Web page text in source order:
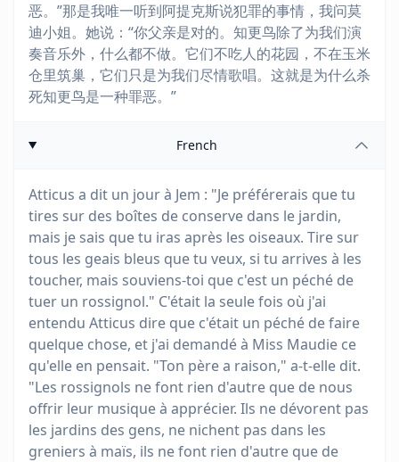
恶。”那是我唯一听到阿提克斯说犯罪的事情，我问莫
迪小姐。她说：“你父亲是对的。知更鸟除了为我们演
奏音乐外，什么都不做。它们不吃人的花园，不在玉米
仓里筑巢，它们只是为我们尽情歌唱。这就是为什么杀
死知更鸟是一种罪恶。”
French
Atticus a dit un jour à Jem : "Je préférerais que tu
tires sur des boîtes de conserve dans le jardin,
mais je sais que tu iras après les oiseaux. Tire sur
tous les geais bleus que tu veux, si tu arrives à les
toucher, mais souviens-toi que c'est un péché de
tuer un rossignol." C'était la seule fois où j'ai
entendu Atticus dire que c'était un péché de faire
quelque chose, et j'ai demandé à Miss Maudie ce
qu'elle en pensait. "Ton père a raison," a-t-elle dit.
"Les rossignols ne font rien d'autre que de nous
offrir leur musique à apprécier. Ils ne dévorent pas
les jardins des gens, ne nichent pas dans les
greniers à maïs, ils ne font rien d'autre que de